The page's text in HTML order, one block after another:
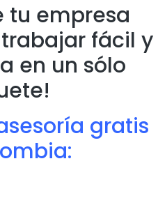
tu empresa
fácil y
en un sólo
gratis